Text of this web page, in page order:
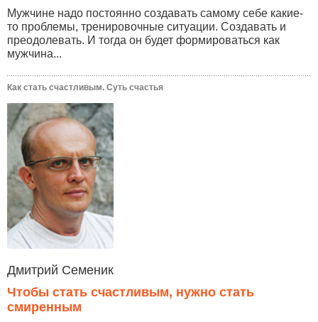
Мужчине надо постоянно создавать самому себе какие-
то проблемы, тренировочные ситуации. Создавать и
преодолевать. И тогда он будет формироваться как
мужчина...
Как стать счастливым. Суть счастья
Дмитрий Семеник
Чтобы стать счастливым, нужно стать
смиренным